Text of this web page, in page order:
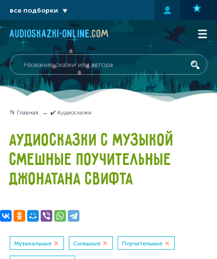
audioskazki-online.com
📂 Главная ✔️ Аудиосказки
АУДИОСКАЗКИ С МУЗЫКОЙ
СМЕШНЫЕ ПОУЧИТЕЛЬНЫЕ
ДЖОНАТАНА СВИФТА
Музыкальные Смешные Поучительные
все подборки